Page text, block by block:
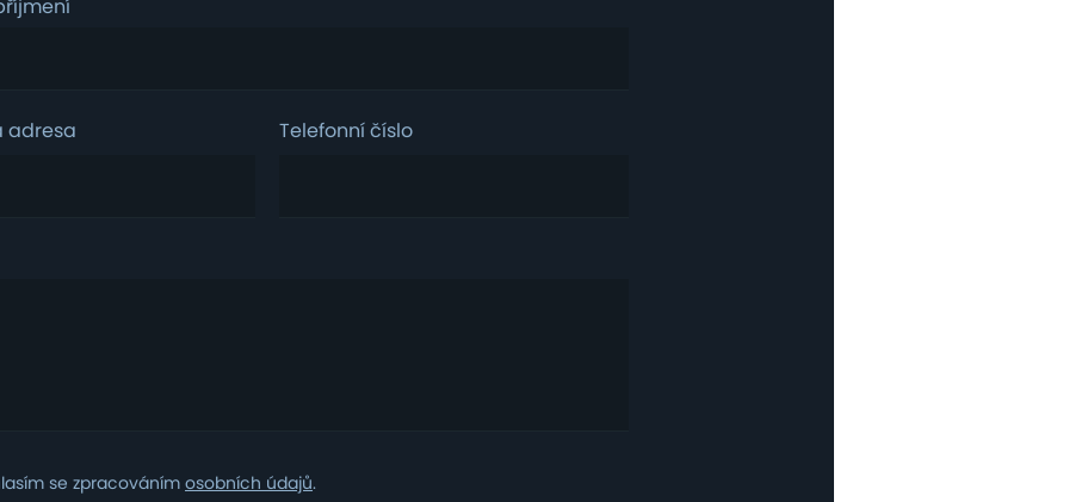
adresa Telefonní číslo
se zpracovánímosobních údajů.